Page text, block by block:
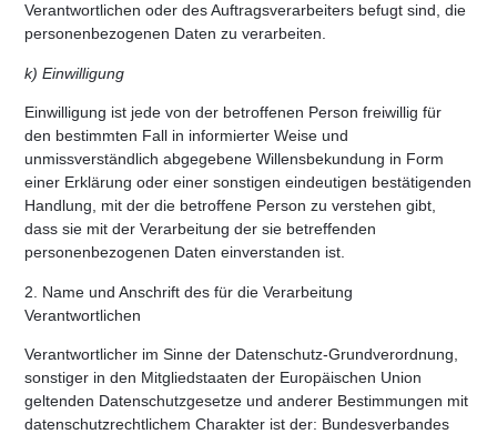
Verantwortlichen oder des Auftragsverarbeiters befugt sind, die
personenbezogenen Daten zu verarbeiten.
k) Einwilligung
Einwilligung ist jede von der betroffenen Person freiwillig für
den bestimmten Fall in informierter Weise und
unmissverständlich abgegebene Willensbekundung in Form
einer Erklärung oder einer sonstigen eindeutigen bestätigenden
Handlung, mit der die betroffene Person zu verstehen gibt,
dass sie mit der Verarbeitung der sie betreffenden
personenbezogenen Daten einverstanden ist.
2. Name und Anschrift des für die Verarbeitung
Verantwortlichen
Verantwortlicher im Sinne der Datenschutz-Grundverordnung,
sonstiger in den Mitgliedstaaten der Europäischen Union
geltenden Datenschutzgesetze und anderer Bestimmungen mit
datenschutzrechtlichem Charakter ist der: Bundesverbandes